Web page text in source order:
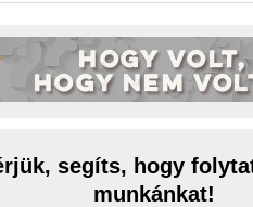
segíts, hogy
munkánkat!